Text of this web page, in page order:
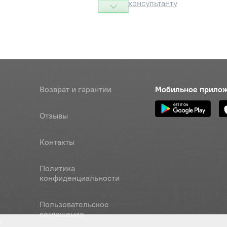
консультанту
консультанту
Наличие
Обратитесь к
Возврат и гарантии
Отзывы
Контакты
Политика
конфиденциальности
Пользовательское
соглашение
Мобильное